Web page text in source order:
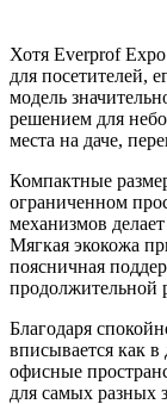
Хотя Everprof
для посетителей,
модель
решением для
места на даче,
Компактные
ограниченном
механизмов
Мягкая экокожа
поясничная
продолжительной
Благодаря
вписывается как
офисные
для самых разных